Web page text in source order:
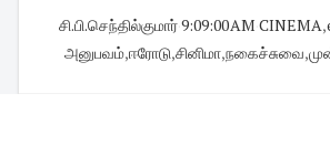
சி.பி.செந்தில்குமார்9:09:00 AM CINEMA,
அனுபவம்,ஈரோடு,சினிமா,நகைச்சுவை,